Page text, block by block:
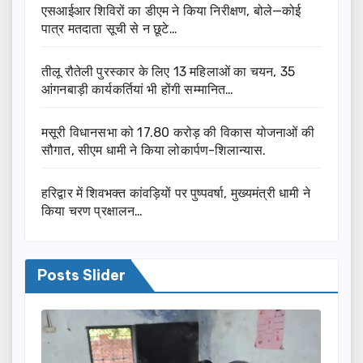
एसआईआर शिविरों का डीएम ने किया निरीक्षण, बोले—कोई
पात्र मतदाता सूची से न छूटे…
तीलू रौतेली पुरस्कार के लिए 13 महिलाओं का चयन, 35
आंगनबाड़ी कार्यकर्तियां भी होंगी सम्मानित…
मसूरी विधानसभा को 17.80 करोड़ की विकास योजनाओं की
सौगात, सीएम धामी ने किया लोकार्पण-शिलान्यास.
हरिद्वार में शिवभक्त कांवड़ियों पर पुष्पवर्षा, मुख्यमंत्री धामी ने
किया चरण प्रक्षालन…
Posts Slider